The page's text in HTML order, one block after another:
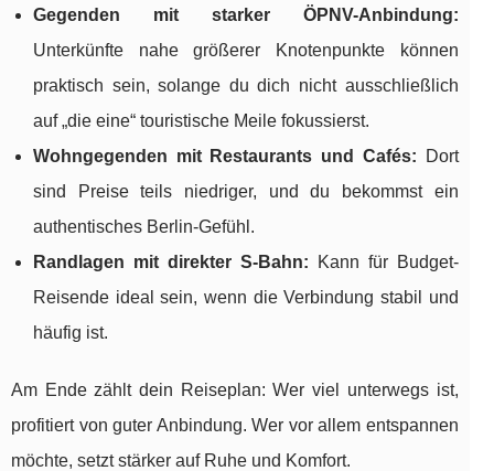
Gegenden mit starker ÖPNV-Anbindung:
Unterkünfte nahe größerer Knotenpunkte können
praktisch sein, solange du dich nicht ausschließlich
auf „die eine“ touristische Meile fokussierst.
Wohngegenden mit Restaurants und Cafés: Dort
sind Preise teils niedriger, und du bekommst ein
authentisches Berlin-Gefühl.
Randlagen mit direkter S-Bahn: Kann für Budget-
Reisende ideal sein, wenn die Verbindung stabil und
häufig ist.
Am Ende zählt dein Reiseplan: Wer viel unterwegs ist,
profitiert von guter Anbindung. Wer vor allem entspannen
möchte, setzt stärker auf Ruhe und Komfort.